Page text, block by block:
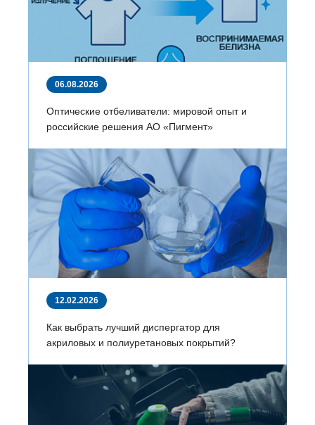
06.08.2026
Оптические отбеливатели: мировой опыт и
российские решения АО «Пигмент»
12.02.2026
Как выбрать лучший диспергатор для
акриловых и полиуретановых покрытий?